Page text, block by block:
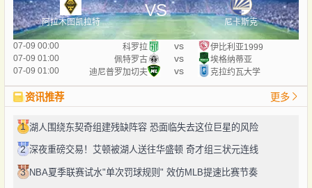
阿拉木图凯拉特
VS
尼卡斯克
07-09 00:00 科罗拉 vs
伊比利亚1999
07-09 01:00
佩特罗古 vs
埃格纳蒂亚
07-09 01:00
迪尼普罗加切夫 vs 克拉约瓦大学
资讯推荐 更多
1 湖人围绕东契奇组建残缺阵容 恐面临失去这位巨星的风险
2 深夜重磅交易！艾顿被湖人送往华盛顿 奇才组三状元连线
3 NBA夏季联赛试水"单次罚球规则" 效仿MLB提速比赛节奏